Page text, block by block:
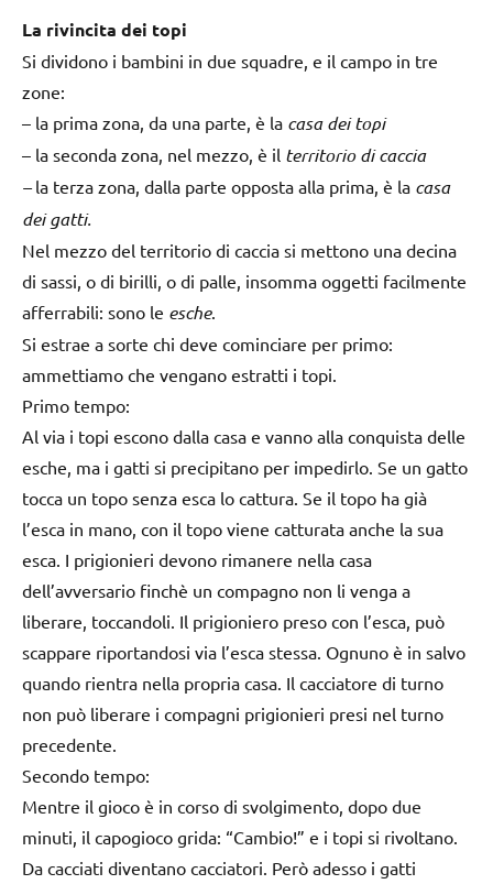
La rivincita dei topi
Si dividono i bambini in due squadre, e il campo in tre
zone:
– la prima zona, da una parte, è la casa dei topi
– la seconda zona, nel mezzo, è il territorio di caccia
–la terza zona, dalla parte opposta alla prima, è la casa
dei gatti.
Nel mezzo del territorio di caccia si mettono una decina
di sassi, o di birilli, o di palle, insomma oggetti facilmente
afferrabili: sono le esche.
Si estrae a sorte chi deve cominciare per primo:
ammettiamo che vengano estratti i topi.
Primo tempo:
Al via i topi escono dalla casa e vanno alla conquista delle
esche, ma i gatti si precipitano per impedirlo. Se un gatto
tocca un topo senza esca lo cattura. Se il topo ha già
l’esca in mano, con il topo viene catturata anche la sua
esca. I prigionieri devono rimanere nella casa
dell’avversario finchè un compagno non li venga a
liberare, toccandoli. Il prigioniero preso con l’esca, può
scappare riportandosi via l’esca stessa. Ognuno è in salvo
quando rientra nella propria casa. Il cacciatore di turno
non può liberare i compagni prigionieri presi nel turno
precedente.
Secondo tempo:
Mentre il gioco è in corso di svolgimento, dopo due
minuti, il capogioco grida: “Cambio!” e i topi si rivoltano.
Da cacciati diventano cacciatori. Però adesso i gatti